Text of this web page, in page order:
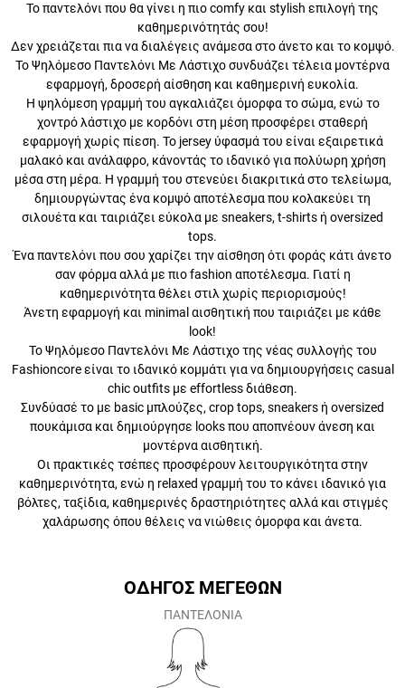
Το παντελόνι που θα γίνει η πιο comfy και stylish επιλογή της
καθημερινότητάς σου!
Δεν χρειάζεται πια να διαλέγεις ανάμεσα στο άνετο και το κομψό. Το
Ψηλόμεσο Παντελόνι Με Λάστιχο συνδυάζει τέλεια μοντέρνα
εφαρμογή, δροσερή αίσθηση και καθημερινή ευκολία.
Η ψηλόμεση γραμμή του αγκαλιάζει όμορφα το σώμα, ενώ το χοντρό
λάστιχο με κορδόνι στη μέση προσφέρει σταθερή εφαρμογή χωρίς
πίεση. Το jersey ύφασμά του είναι εξαιρετικά μαλακό και ανάλαφρο,
κάνοντάς το ιδανικό για πολύωρη χρήση μέσα στη μέρα. Η γραμμή
του στενεύει διακριτικά στο τελείωμα, δημιουργώντας ένα κομψό
αποτέλεσμα που κολακεύει τη σιλουέτα και ταιριάζει εύκολα με
sneakers, t-shirts ή oversized tops.
Ένα παντελόνι που σου χαρίζει την αίσθηση ότι φοράς κάτι άνετο σαν
φόρμα αλλά με πιο fashion αποτέλεσμα. Γιατί η καθημερινότητα θέλει
στιλ χωρίς περιορισμούς!
Άνετη εφαρμογή και minimal αισθητική που ταιριάζει με κάθε
look!
Το Ψηλόμεσο Παντελόνι Με Λάστιχο της νέας συλλογής του
Fashioncore είναι το ιδανικό κομμάτι για να δημιουργήσεις casual chic
outfits με effortless διάθεση.
Συνδύασέ το με basic μπλούζες, crop tops, sneakers ή oversized
πουκάμισα και δημιούργησε looks που αποπνέουν άνεση και
μοντέρνα αισθητική.
Οι πρακτικές τσέπες προσφέρουν λειτουργικότητα στην
καθημερινότητα, ενώ η relaxed γραμμή του το κάνει ιδανικό για
βόλτες, ταξίδια, καθημερινές δραστηριότητες αλλά και στιγμές
χαλάρωσης όπου θέλεις να νιώθεις όμορφα και άνετα.
ΠΑΝΤΕΛΟΝΙΑ